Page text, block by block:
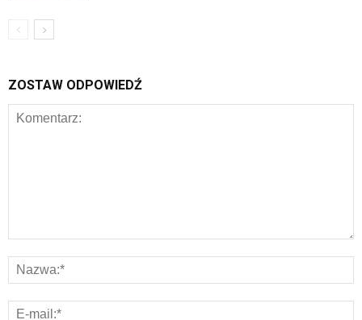
ZOSTAW ODPOWIEDŹ